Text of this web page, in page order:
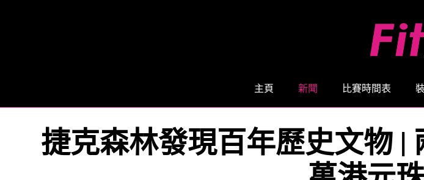
主頁 新聞 比賽時間表
捷克森林發現百年歷史文物 |